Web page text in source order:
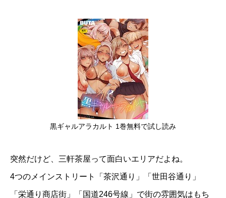
黒ギャルアラカルト 1巻無料で試し読み
突然だけど、三軒茶屋って面白いエリアだよね。
4つのメインストリート「茶沢通り」「世田谷通り」
「栄通り商店街」「国道246号線」で街の雰囲気はもち